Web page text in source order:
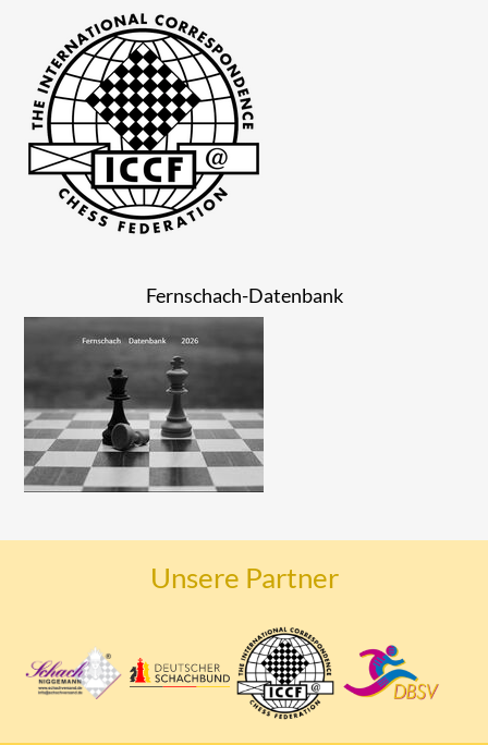
Fernschach-Datenbank
Unsere Partner